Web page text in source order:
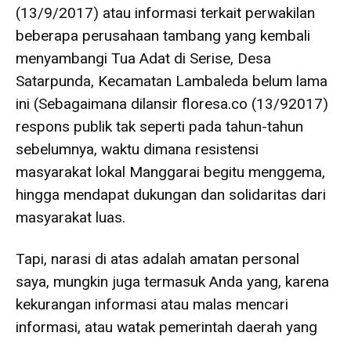
(13/9/2017) atau informasi terkait perwakilan
beberapa perusahaan tambang yang kembali
menyambangi Tua Adat di Serise, Desa
Satarpunda, Kecamatan Lambaleda belum lama
ini (Sebagaimana dilansir floresa.co (13/92017)
respons publik tak seperti pada tahun-tahun
sebelumnya, waktu dimana resistensi
masyarakat lokal Manggarai begitu menggema,
hingga mendapat dukungan dan solidaritas dari
masyarakat luas.
Tapi, narasi di atas adalah amatan personal
saya, mungkin juga termasuk Anda yang, karena
kekurangan informasi atau malas mencari
informasi, atau watak pemerintah daerah yang